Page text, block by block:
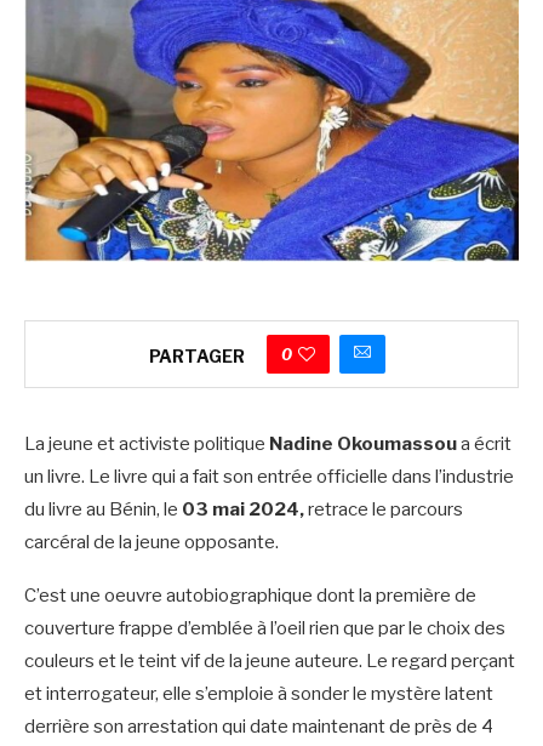
PARTAGER 0
La jeune et activiste politique Nadine Okoumassoua écrit
un livre. Le livre qui a fait son entrée officielle dans l’industrie
du livre au Bénin, le 03 mai 2024,retrace le parcours
carcéral de la jeune opposante.
C’est une oeuvre autobiographique dont la première de
couverture frappe d’emblée à l’oeil rien que par le choix des
couleurs et le teint vif de la jeune auteure. Le regard perçant
et interrogateur, elle s’emploie à sonder le mystère latent
derrière son arrestation qui date maintenant de près de 4